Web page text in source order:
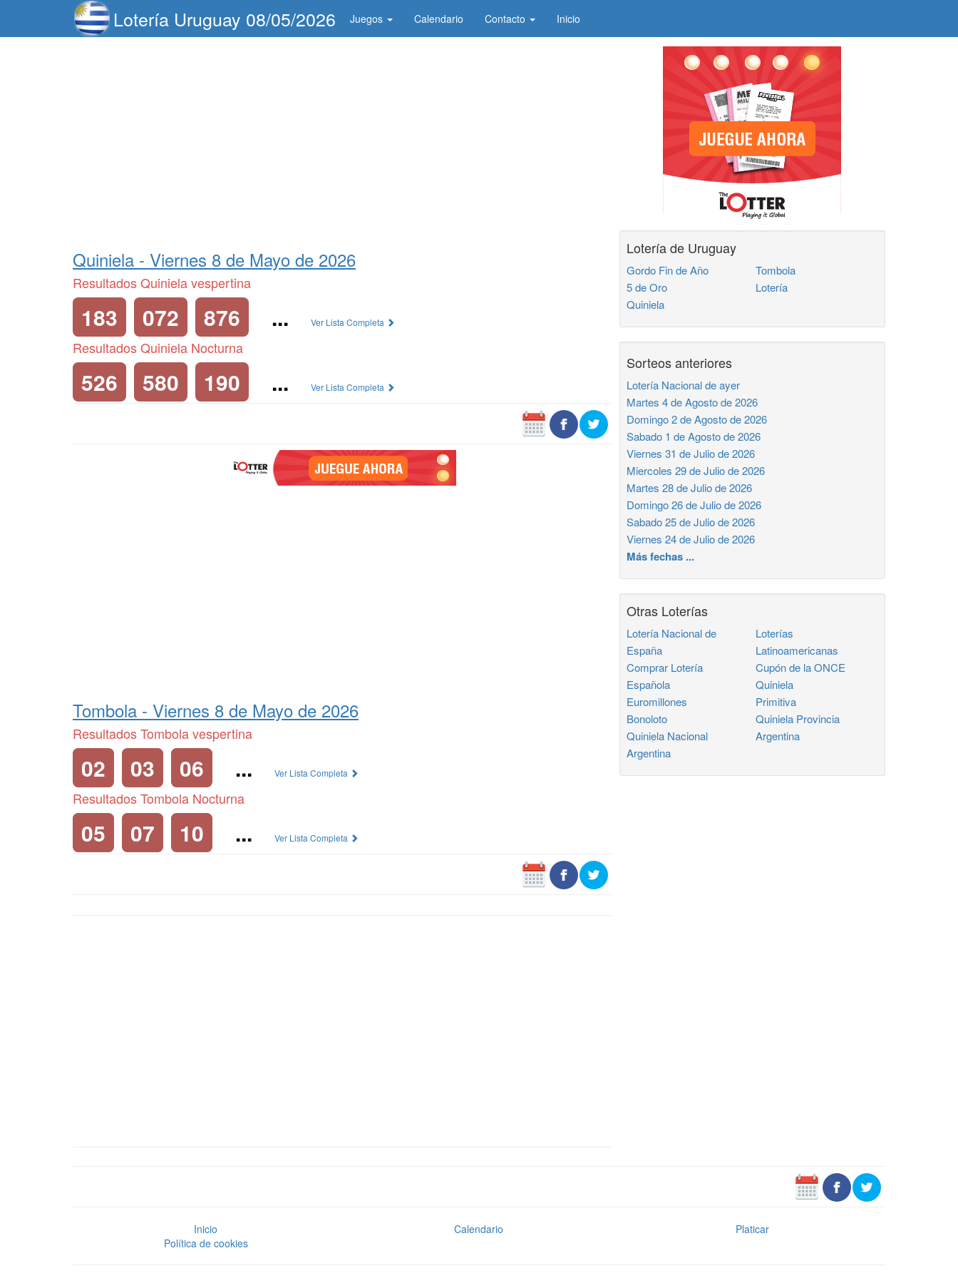
Lotería Uruguay 08/05/2026 Juegos Calendario Contacto Inicio
Quiniela - Viernes 8 de Mayo de 2026
Resultados Quiniela vespertina
183 072 876 ... Ver Lista Completa
Resultados Quiniela Nocturna
526 580 190 ... Ver Lista Completa
Tombola - Viernes 8 de Mayo de 2026
Resultados Tombola vespertina
02 03 06 ... Ver Lista Completa
Resultados Tombola Nocturna
05 07 10 ... Ver Lista Completa
Lotería de Uruguay
Gordo Fin de Año
5 de Oro
Quiniela
Tombola
Lotería
Sorteos anteriores
Lotería Nacional de ayer
Martes 4 de Agosto de 2026
Domingo 2 de Agosto de 2026
Sabado 1 de Agosto de 2026
Viernes 31 de Julio de 2026
Miercoles 29 de Julio de 2026
Martes 28 de Julio de 2026
Domingo 26 de Julio de 2026
Sabado 25 de Julio de 2026
Viernes 24 de Julio de 2026
Más fechas ...
Otras Loterías
Lotería Nacional de
España
Comprar Lotería
Española
Euromillones
Bonoloto
Quiniela Nacional
Argentina
Loterías
Latinoamericanas
Cupón de la ONCE
Quiniela
Primitiva
Quiniela Provincia
Argentina
Inicio Calendario
Platicar
Política de cookies